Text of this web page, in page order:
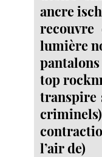
ancre
lumière
top
transpire
l’air de)